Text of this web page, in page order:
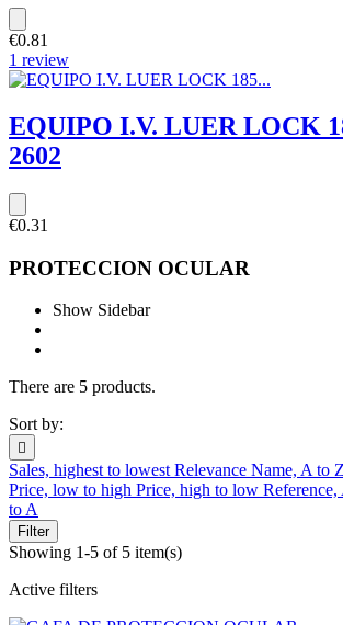
€0.81
1 review
EQUIPO I.V. LUER LOCK
2602
€0.31
PROTECCION OCULAR
Show Sidebar
There are 5 products.
Sort by:

Sales, highest to lowest Relevance Name, A to Z
Price, low to high Price, high to low Reference,
to A
Filter
Showing 1-5 of 5 item(s)
Active filters